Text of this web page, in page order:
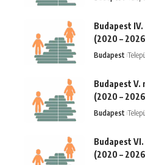
Budapest
(2020 –
Budapest
Budapest V.
(2020 –
Budapest
Budapest
(2020 –